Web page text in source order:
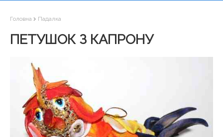
Головна Падалка
ПЕТУШОК З КАПРОНУ